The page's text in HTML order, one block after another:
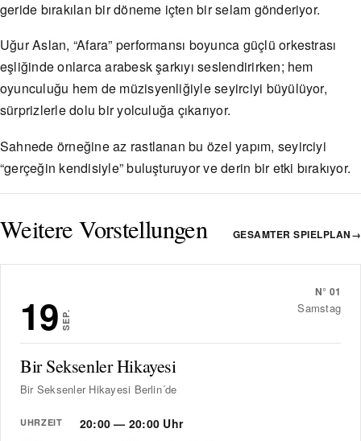
geride bırakılan bir döneme içten bir selam gönderiyor.
Uğur Aslan, “Afara” performansı boyunca güçlü orkestrası
eşliğinde onlarca arabesk şarkıyı seslendirirken; hem
oyunculuğu hem de müzisyenliğiyle seyirciyi büyülüyor,
sürprizlerle dolu bir yolculuğa çıkarıyor.
Sahnede örneğine az rastlanan bu özel yapım, seyirciyi
“gerçeğin kendisiyle” buluşturuyor ve derin bir etki bırakıyor.
Weitere Vorstellungen GESAMTER SPIELPLAN→
N° 01
19 SEP.
Samstag
Bir Seksenler Hikayesi
Bir Seksenler Hikayesi Berlin´de
UHRZEIT 20:00 — 20:00 Uhr